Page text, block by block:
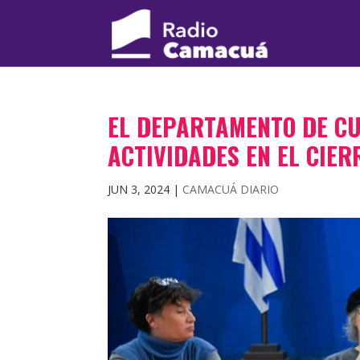
EL DEPARTAMENTO DE
ACTIVIDADES EN EL
JUN 3, 2024 | CAMACUÁ DIARIO